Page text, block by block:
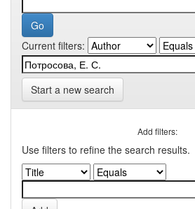
Current filters:
Start a new search
Add filters:
Use filters to refine the search results.